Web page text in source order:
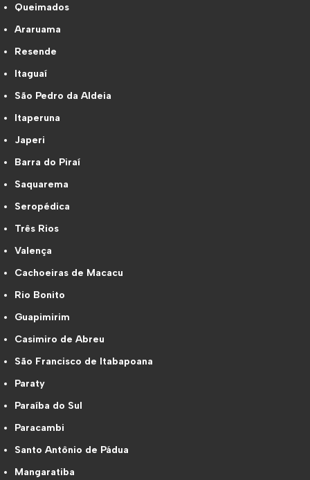
Queimados
Araruama
Resende
Itaguaí
São Pedro da Aldeia
Itaperuna
Japeri
Barra do Piraí
Saquarema
Seropédica
Três Rios
Valença
Cachoeiras de Macacu
Rio Bonito
Guapimirim
Casimiro de Abreu
São Francisco de Itabapoana
Paraty
Paraíba do Sul
Paracambi
Santo Antônio de Pádua
Mangaratiba